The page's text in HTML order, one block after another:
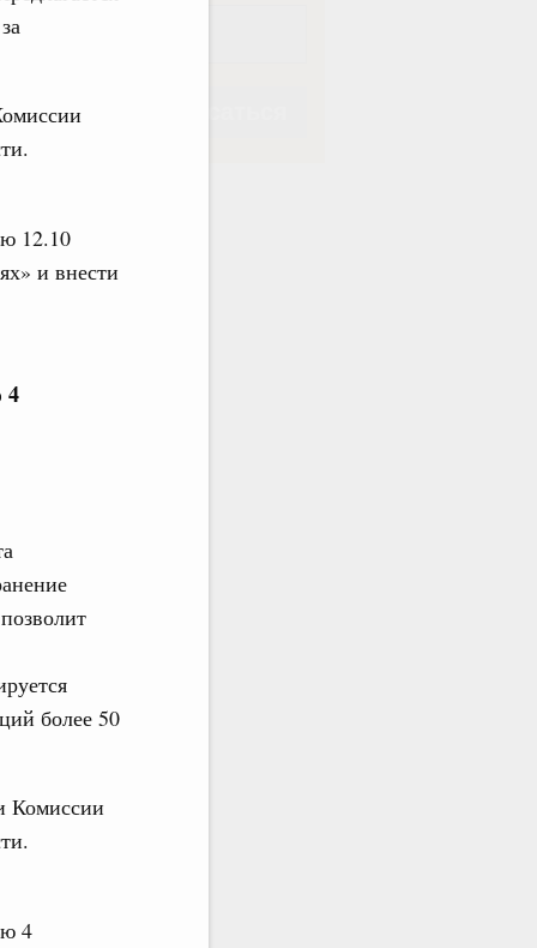
12.10
и внести
4
более 50
Комиссии
4
Подписаться